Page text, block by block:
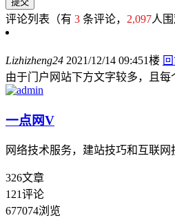
评论列表 （有 3 条评论， 2,097人围
Lizhizheng24 2021/12/14 09:451楼
由于门户网站下方文字较多，且
一点网V
网络技术服务，建站技巧和互联
326文章
121评论
677074浏览